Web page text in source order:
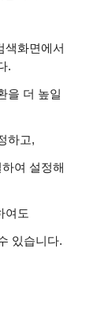
색화면에서
.
을 더 높일
하고,
여 설정해
여도
있습니다.